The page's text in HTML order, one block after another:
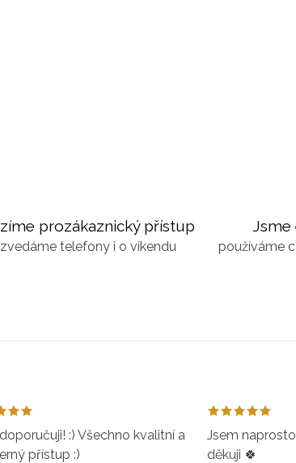
prozákaznický přístup
zvedáme telefony i o víkendu
Jsme
používáme
:) Všechno kvalitní a
přístup :)
Jsem
děkuji 🍀